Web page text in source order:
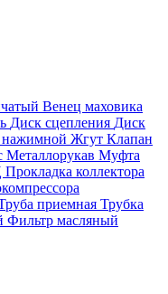
Венец маховика
Диск сцепления Диск
нажимной Жгут Клапан
Металлорукав Муфта
Прокладка коллектора
приемная Трубка
Фильтр масляный